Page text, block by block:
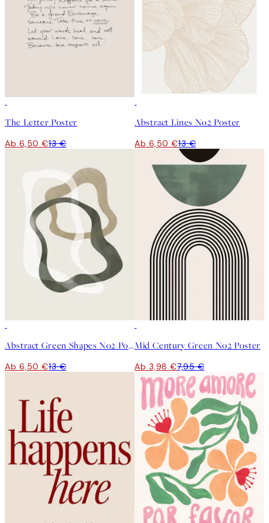
The Letter Poster
Ab 6,50 €13 €
Abstract Lines No2 Poster
Ab 6,50 €13 €
Abstract Green Shapes No2 Poster
Ab 6,50 €13 €
Mid Century Green No2 Poster
Ab 3,98 €7,95 €